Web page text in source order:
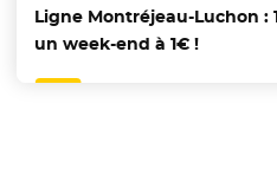
Ligne Montréjeau-Luchon :
un week-end à 1€ !